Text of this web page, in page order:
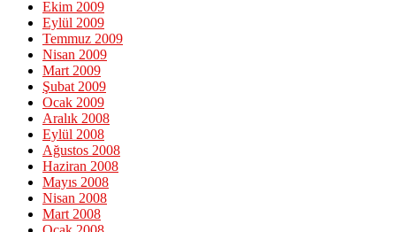
Ekim 2009
Eylül 2009
Temmuz 2009
Nisan 2009
Mart 2009
Şubat 2009
Ocak 2009
Aralık 2008
Eylül 2008
Ağustos 2008
Haziran 2008
Mayıs 2008
Nisan 2008
Mart 2008